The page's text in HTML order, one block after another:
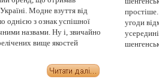
Модне взуття від
однією з ознак успішної
назвами. Ну і, звичайно
вище якостей
угоди